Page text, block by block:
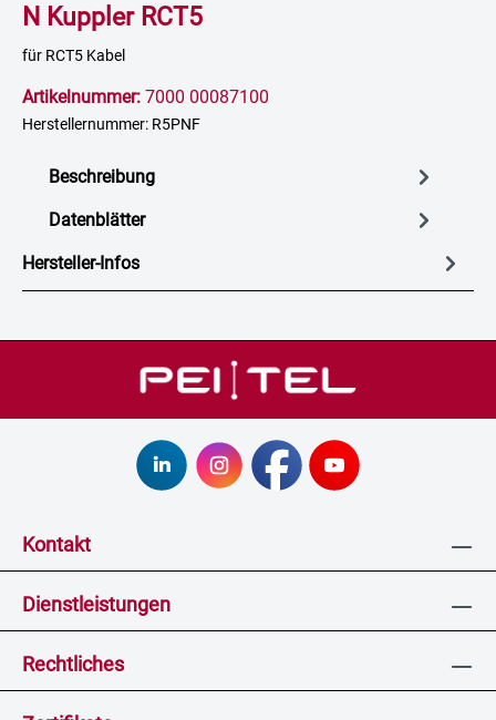
N Kuppler RCT5
für RCT5 Kabel
Artikelnummer: 7000 00087100
Herstellernummer: R5PNF
Beschreibung
Datenblätter
Hersteller-Infos
Kontakt
Dienstleistungen
Rechtliches